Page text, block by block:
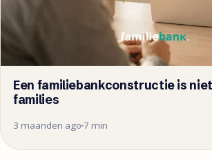
Een familiebankconstructie is
families
3 maanden ago 7 min